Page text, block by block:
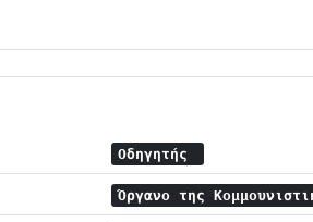
Οδηγητής
Όργανο της